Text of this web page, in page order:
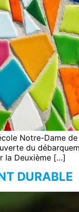
Notre-Dame
du
la Deuxième […]
DURABLE